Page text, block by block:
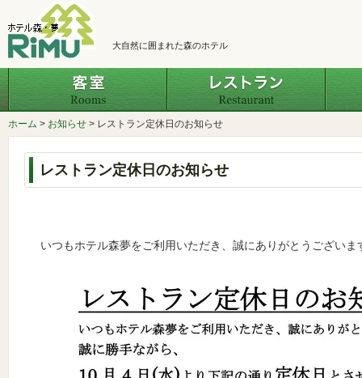
大自然に囲まれた森のホテル
客室 レスト
ホーム > お知らせ > レストラン定休日のお知らせ
レストラン定休日のお知らせ
いつもホテル森夢をご利用いただき、誠にありがとうございま